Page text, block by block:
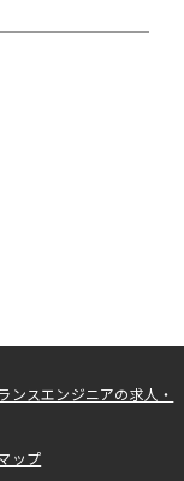
ンスエンジニアの求人・
ップ